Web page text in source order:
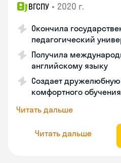
ВГСПУ • 2020 г.
Окончила
педагогический
Получила
английскому языку
Создает
комфортного обучения
Читать дальше
Читать дальше